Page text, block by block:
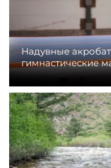
Надувные
гимнастические